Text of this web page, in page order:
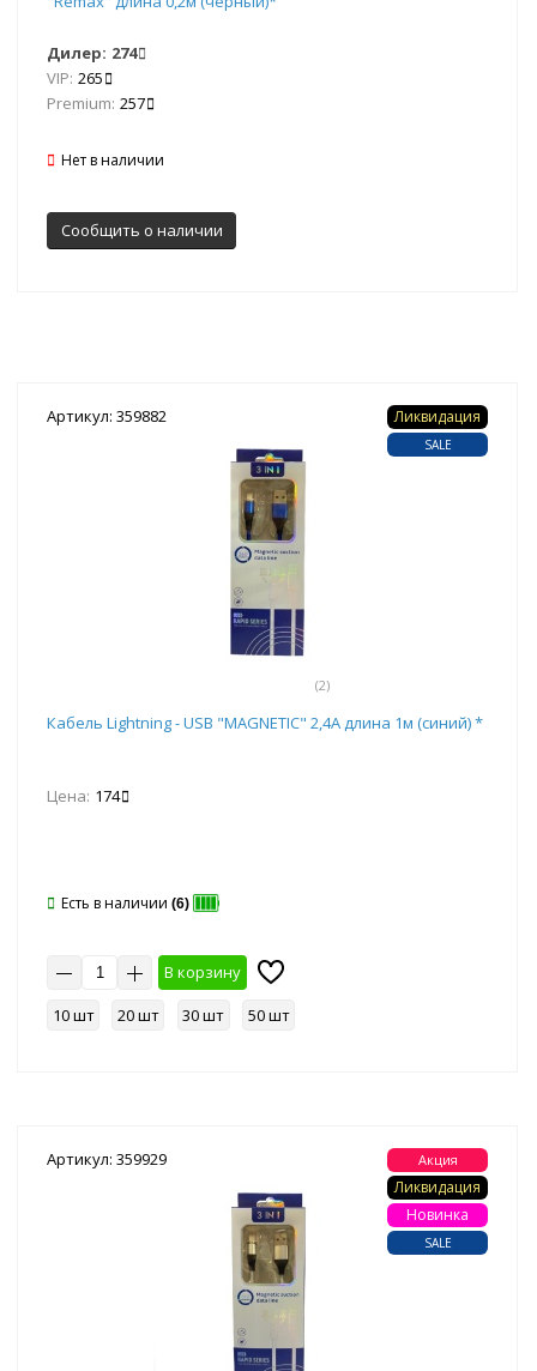
Дилер: 274
VIP: 265
Premium: 257
Нет в наличии
Сообщить о наличии
Артикул: 359882
(2)
Ликвидация
SALE
Кабель Lightning - USB "MAGNETIC" 2,4А длина 1м (синий) *
Цена: 174
Есть в наличии (6)
В корзину
10 шт
20 шт 30 шт 50 шт
Артикул: 359929 Акция
Ликвидация
Новинка
SALE